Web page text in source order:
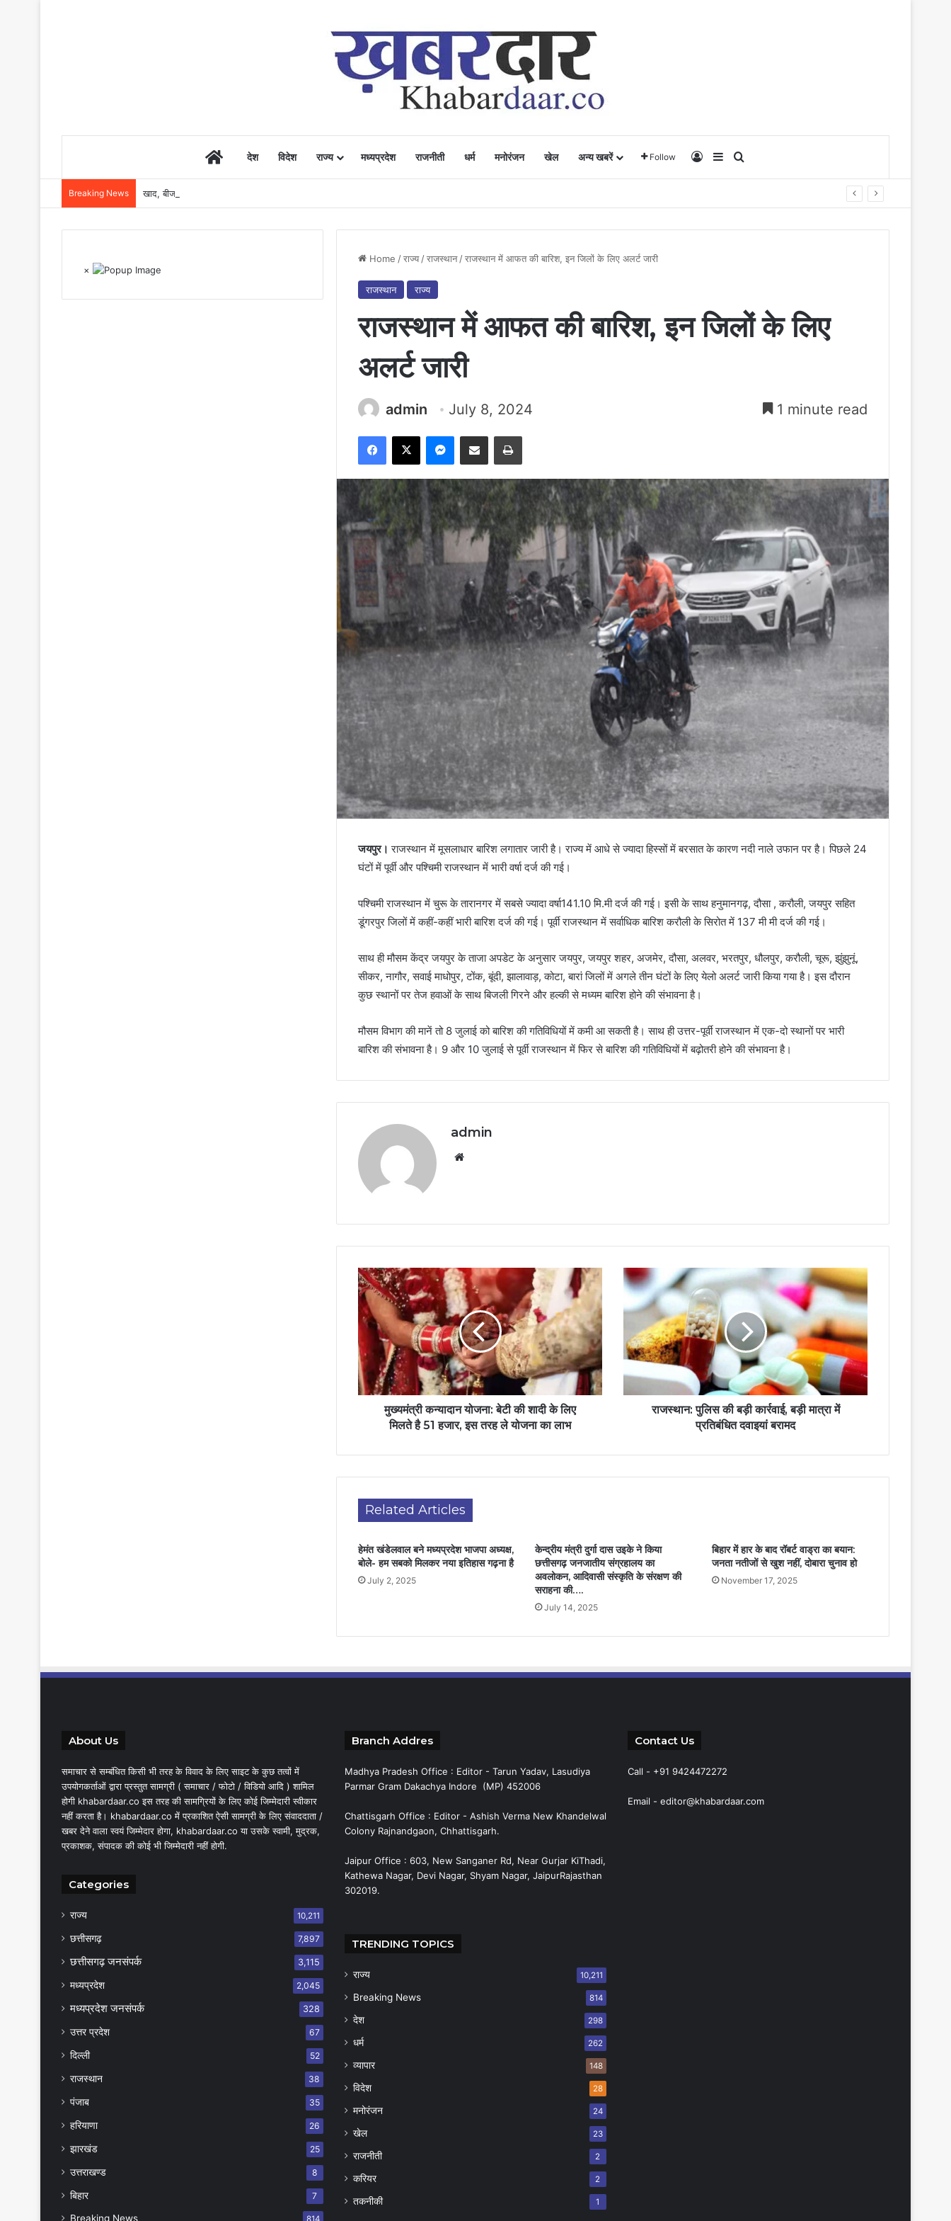
Homeदेश विदेश राज्य मध्यप्रदेश राजनीती धर्म मनोरंजन खेल अन्य खबरें Follow Log InSidebar
Breaking News खाद, बीज और उर्वरकों की समय पर उपलब्धता से किसानों में उत्साह, नैनो डीएपी और नैनो यूरिया बने किसानों के भरोसेमंद कृषि साथी…..
Home /राज्य /राजस्थान /राजस्थान में आफत की बारिश, इन जिलों के लिए अलर्ट जारी
राजस्थान राज्य
राजस्थान में आफत की बारिश, इन जिलों के लिए
अलर्ट जारी
admin July 8, 2024 1 minute read
Facebook
X Messenger
Share via Email Print
जयपुर। राजस्थान में मूसलाधार बारिश लगातार जारी है। राज्य में आधे से ज्यादा हिस्सों में बरसात के कारण नदी नाले उफान पर है। पिछले 24
घंटों में पूर्वी और पश्चिमी राजस्थान में भारी वर्षा दर्ज की गई।
पश्चिमी राजस्थान में चुरू के तारानगर में सबसे ज्यादा वर्षा141.10 मि.मी दर्ज की गई। इसी के साथ हनुमानगढ़, दौसा , करौली, जयपुर सहित
डूंगरपुर जिलों में कहीं-कहीं भारी बारिश दर्ज की गई। पूर्वी राजस्थान में सर्वाधिक बारिश करौली के सिरोत में 137 मी मी दर्ज की गई।
साथ ही मौसम केंद्र जयपुर के ताजा अपडेट के अनुसार जयपुर, जयपुर शहर, अजमेर, दौसा, अलवर, भरतपुर, धौलपुर, करौली, चूरू, झुंझुनूं,
सीकर, नागौर, सवाई माधोपुर, टोंक, बूंदी, झालावाड़, कोटा, बारां जिलों में अगले तीन घंटों के लिए येलो अलर्ट जारी किया गया है। इस दौरान
कुछ स्थानों पर तेज हवाओं के साथ बिजली गिरने और हल्की से मध्यम बारिश होने की संभावना है।
मौसम विभाग की मानें तो 8 जुलाई को बारिश की गतिविधियों में कमी आ सकती है। साथ ही उत्तर-पूर्वी राजस्थान में एक-दो स्थानों पर भारी
बारिश की संभावना है। 9 और 10 जुलाई से पूर्वी राजस्थान में फिर से बारिश की गतिविधियों में बढ़ोतरी होने की संभावना है।
admin
मुख्यमंत्री कन्यादान योजना: बेटी की शादी के लिए
मिलते है 51 हजार, इस तरह ले योजना का लाभ
राजस्थान: पुलिस की बड़ी कार्रवाई, बड़ी मात्रा में
प्रतिबंधित दवाइयां बरामद
Related Articles
हेमंत खंडेलवाल बने मध्यप्रदेश भाजपा अध्यक्ष,
बोले- हम सबको मिलकर नया इतिहास गढ़ना है
July 2, 2025
केन्द्रीय मंत्री दुर्गा दास उइके ने किया
छत्तीसगढ़ जनजातीय संग्रहालय का
अवलोकन, आदिवासी संस्कृति के संरक्षण की
सराहना की….
July 14, 2025
बिहार में हार के बाद रॉबर्ट वाड्रा का बयान:
जनता नतीजों से खुश नहीं, दोबारा चुनाव हो
November 17, 2025
×
About Us
समाचार से सम्बंधित किसी भी तरह के विवाद के लिए साइट के कुछ तत्वों में
उपयोगकर्ताओं द्वारा प्रस्तुत सामग्री ( समाचार / फोटो / विडियो आदि ) शामिल
होगी khabardaar.co इस तरह की सामग्रियों के लिए कोई जिम्मेदारी स्वीकार
नहीं करता है। khabardaar.co में प्रकाशित ऐसी सामग्री के लिए संवाददाता /
खबर देने वाला स्वयं जिम्मेदार होगा, khabardaar.co या उसके स्वामी, मुद्रक,
प्रकाशक, संपादक की कोई भी जिम्मेदारी नहीं होगी.
Categories
राज्य 10,211
छत्तीसगढ़ 7,897
छत्तीसगढ़ जनसंपर्क 3,115
मध्यप्रदेश 2,045
मध्यप्रदेश जनसंपर्क 328
उत्तर प्रदेश 67
दिल्ली 52
राजस्थान 38
पंजाब 35
हरियाणा 26
झारखंड 25
उत्तराखण्ड 8
बिहार 7
Breaking News 814
Branch Addres
Madhya Pradesh Office : Editor - Tarun Yadav, Lasudiya
Parmar Gram Dakachya Indore (MP) 452006
Chattisgarh Office : Editor - Ashish Verma New Khandelwal
Colony Rajnandgaon, Chhattisgarh.
Jaipur Office : 603, New Sanganer Rd, Near Gurjar KiThadi,
Kathewa Nagar, Devi Nagar, Shyam Nagar, JaipurRajasthan
302019.
TRENDING TOPICS
राज्य 10,211
Breaking News 814
देश 298
धर्म 262
व्यापार 148
विदेश 28
मनोरंजन 24
खेल 23
राजनीती 2
करियर 2
तकनीकी 1
Contact Us
Call - +91 9424472272
Email - editor@khabardaar.com